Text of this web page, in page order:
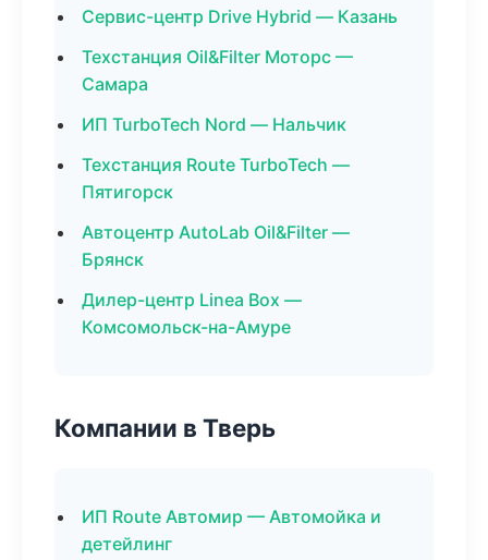
Сервис-центр Drive Hybrid — Казань
Техстанция Oil&Filter Моторс —
Самара
ИП TurboTech Nord — Нальчик
Техстанция Route TurboTech —
Пятигорск
Автоцентр AutoLab Oil&Filter —
Брянск
Дилер-центр Linea Box —
Комсомольск-на-Амуре
Компании в Тверь
ИП Route Автомир — Автомойка и
детейлинг